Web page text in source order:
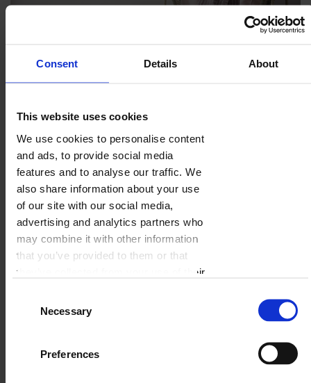
Consent Details About
This website uses cookies
We use cookies to personalise content
and ads, to provide social media
features and to analyse our traffic. We
also share information about your use
of our site with our social media,
advertising and analytics partners who
may combine it with other information
that you’ve provided to them or that
they’ve collected from your use of their
SelectionNecessary
Preferences